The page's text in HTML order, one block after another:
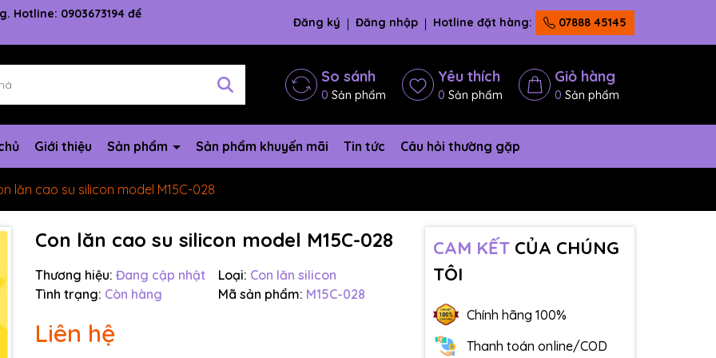
Hotline: 0903673194 để
Đăng ký Đăng nhập Hotline đặt hàng: 07888 45145
So sánh
0 Sản phẩm
Yêu thích
0 Sản phẩm
Giỏ hàng
0 Sản phẩm
Giới thiệu Sản phẩm Sản phẩm khuyến mãi Tin tức Câu hỏi thường gặp
lăn cao su silicon model M15C-028
Con lăn cao su silicon model M15C-028
Thương hiệu: Đang cập nhật Loại: Con lăn silicon
Tình trạng: Còn hàng Mã sản phẩm: M15C-028
Liên hệ
CAM KẾTCỦA CHÚNG
TÔI
Chính hãng 100%
Thanh toán online/COD
Ngày hết hạn: